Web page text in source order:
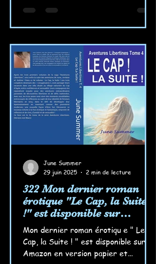
322 Mon dernier roman
érotique "Le Cap, la Suite
!" est disponible sur
Amazon !
Mon dernier roman érotiqu e " Le
Cap, la Suite ! " est disponible sur
Amazon en version papier et
June Summer
29 juin 2025
2 min de lecture